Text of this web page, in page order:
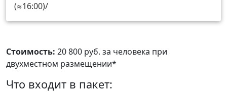
(≈16:00)/
Стоимость: 20 800 руб. за человека при
двухместном размещении*
Что входит в пакет: